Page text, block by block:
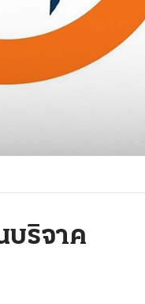
บริจาค